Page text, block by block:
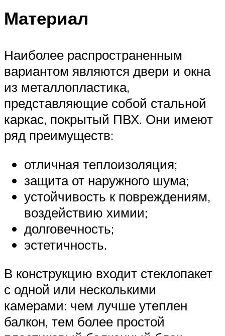
Материал
Наиболее распространенным
вариантом являются двери и окна
из металлопластика,
представляющие собой стальной
каркас, покрытый ПВХ. Они имеют
ряд преимуществ:
отличная теплоизоляция;
защита от наружного шума;
устойчивость к повреждениям,
воздействию химии;
долговечность;
эстетичность.
В конструкцию входит стеклопакет
с одной или несколькими
камерами: чем лучше утеплен
балкон, тем более простой